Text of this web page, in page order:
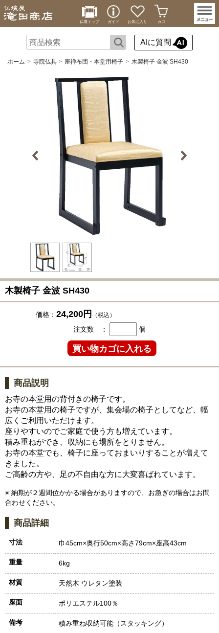
仏壇トップ ガイド お気に入り カゴ
AIに質問
ホーム 寺院仏具 座禅布団・本堂用椅子 木製椅子 金波 SH430
木製椅子 金波 SH430
価格： 24,200円 （税込）
注文数 ： 個
商品説明
お寺の本堂用の背付きの椅子です。
お寺の本堂用の椅子ですが、集会場の椅子としてなど、幅
広くご利用いただけます。
座りやすいのでご家庭で使う方も増えています。
積み重ねができ、収納にも場所をとりません。
お寺の本堂でも、椅子に座っておまいりすることが増えて
きました。
ご高齢の方や、足の不自由な方に大変喜ばれています。
※ 納期が２週間位かかる場合がありますので、お急ぎの場合はお問
合わせください。
商品詳細
寸法 巾45cm×奥行50cm×高さ79cm×座高43cm
重量 6kg
材質 天然木 ウレタン塗装
座面 ポリエステル100％
備考 積み重ね収納可能（スタッキング）